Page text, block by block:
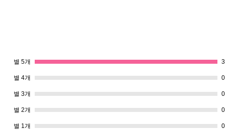
별 5개 3
별 4개 0
별 3개 0
별 2개 0
별 1개 0